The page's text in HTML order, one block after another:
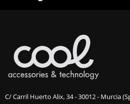
C/ Carril Huerto Alix, 34 - 30012 - Murcia